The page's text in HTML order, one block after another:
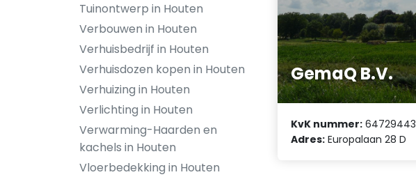
Tuinontwerp in Houten
Verbouwen in Houten
Verhuisbedrijf in Houten
Verhuisdozen kopen in Houten
Verhuizing in Houten
Verlichting in Houten
Verwarming-Haarden en
kachels in Houten
Vloerbedekking in Houten
GemaQ B.V.
KvK nummer: 64729443
Adres: Europalaan 28 D